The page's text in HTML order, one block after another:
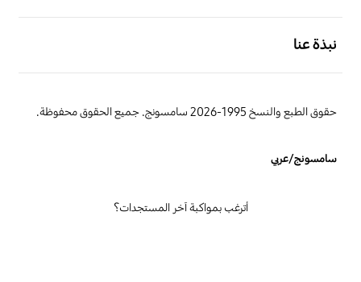
نبذة عنا
حقوق الطبع والنسخ 1995-2026 سامسونج. جميع الحقوق محفوظة.
سامسونج/عربي
أترغب بمواكبة آخر المستجدات؟